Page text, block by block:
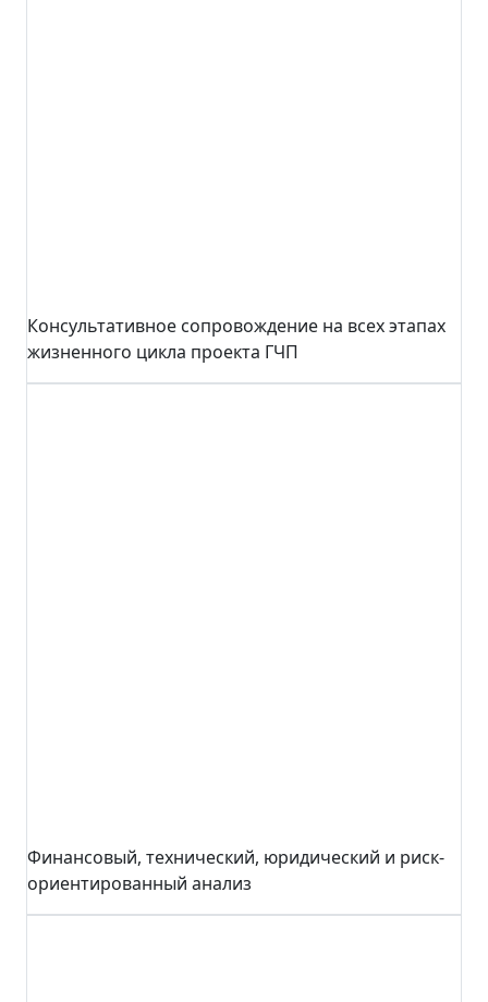
Консультативное сопровождение на всех этапах
жизненного цикла проекта ГЧП
Финансовый, технический, юридический и риск-
ориентированный анализ